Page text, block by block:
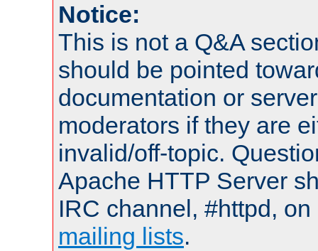
Notice:
This is not a Q&A
should be pointed
documentation or
moderators if they are
invalid/off-topic.
Apache HTTP Server
IRC channel, #httpd,
mailing lists.